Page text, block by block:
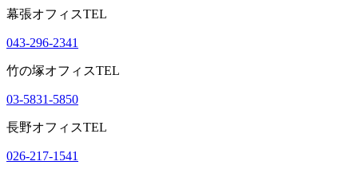
幕張オフィスTEL
043-296-2341
竹の塚オフィスTEL
03-5831-5850
長野オフィスTEL
026-217-1541